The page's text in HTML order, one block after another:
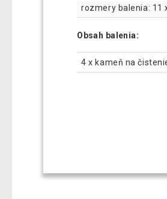
rozmery balenia: 11
Obsah balenia:
4 x kameň na